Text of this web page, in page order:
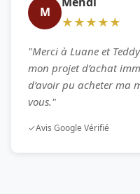
M
★★★★★
"Merci à Luane et
mon projet d’achat
d’avoir pu acheter ma
vous."
✓Avis Google Vérifié